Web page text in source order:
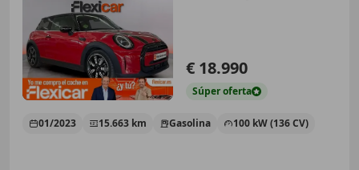
€ 18.990
Súperoferta
01/2023 15.663 km Gasolina 100 kW (136 CV)